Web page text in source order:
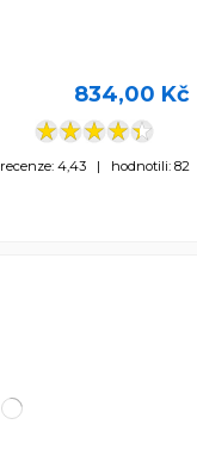
834,00 Kč
recenze: 4,43 | hodnotili: 82